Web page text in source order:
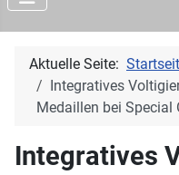
Aktuelle Seite:
Integratives
Medaillen bei Special
Integratives